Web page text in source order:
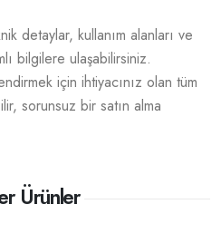
detaylar, kullanım alanları ve
bilgilere ulaşabilirsiniz.
için ihtiyacınız olan tüm
sorunsuz bir satın alma
Ürünler